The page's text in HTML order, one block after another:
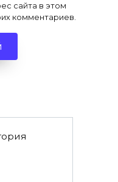
сайта в этом
комментариев.